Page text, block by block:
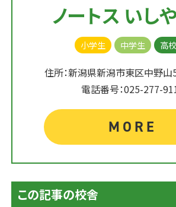
ノートス いし
小学生 中学生 高
住所：新潟県新潟市東区中野
電話番号：025-277-
MORE
この記事の校舎